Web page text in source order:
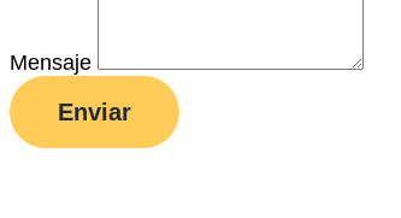
Mensaje
Enviar